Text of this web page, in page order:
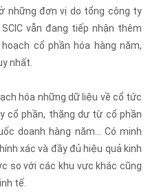
những đơn vị do tổng công ty
vẫn đang tiếp nhận thêm
cổ phần hóa hàng năm,
nhất.
hóa những dữ liệu về cổ tức
cổ phần, thặng dư từ cổ phần
doanh hàng năm… Có minh
xác và đầy đủ hiệu quả kinh
so với các khu vực khác cũng
tế.